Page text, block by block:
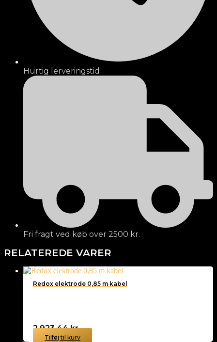
Hurtig lerveringstid
Fri fragt ved køb over 2500 kr.
RELATEREDE VARER
Redox elektrode 0,85 m kabel
2.923,44kr.
Tilføj til kurv